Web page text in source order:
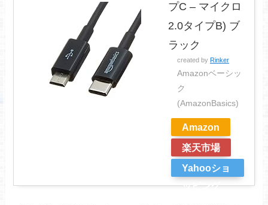
プC – マイクロ
2.0タイプB) ブ
ラック
created by Rinker
Amazonベーシッ
ク
(AmazonBasics)
Amazon
楽天市場
Yahooショ
ッピング